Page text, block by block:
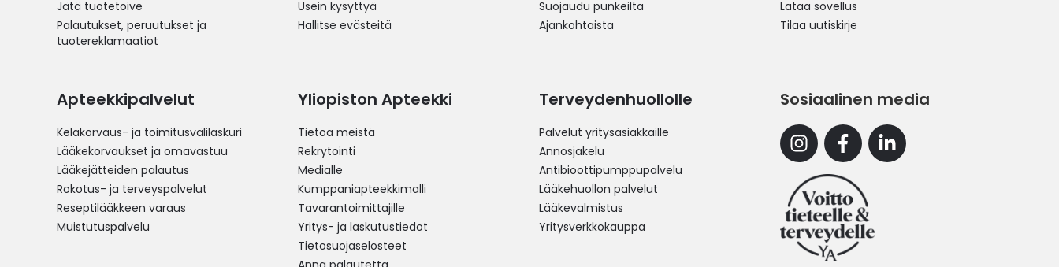
Jätä tuotetoive
Palautukset, peruutukset ja
tuotereklamaatiot
Usein kysyttyä
Hallitse evästeitä
Suojaudu punkeilta
Ajankohtaista
Lataa sovellus
Tilaa uutiskirje
Apteekkipalvelut
Kelakorvaus- ja toimitusvälilaskuri
Lääkekorvaukset ja omavastuu
Lääkejätteiden palautus
Rokotus- ja terveyspalvelut
Reseptilääkkeen varaus
Muistutuspalvelu
Yliopiston Apteekki
Tietoa meistä
Rekrytointi
Medialle
Kumppaniapteekkimalli
Tavarantoimittajille
Yritys- ja laskutustiedot
Tietosuojaselosteet
Terveydenhuollolle
Palvelut yritysasiakkaille
Annosjakelu
Antibioottipumppupalvelu
Lääkehuollon palvelut
Lääkevalmistus
Yritysverkkokauppa
Sosiaalinen media
InstagramFacebookLinkedin